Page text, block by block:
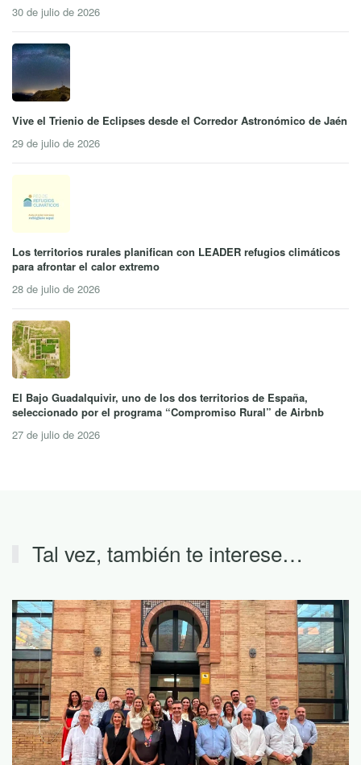
30 de julio de 2026
Vive el Trienio de Eclipses desde el Corredor Astronómico de Jaén
29 de julio de 2026
Los territorios rurales planifican con LEADER refugios climáticos
para afrontar el calor extremo
28 de julio de 2026
El Bajo Guadalquivir, uno de los dos territorios de España,
seleccionado por el programa “Compromiso Rural” de Airbnb
27 de julio de 2026
Tal vez, también te interese…